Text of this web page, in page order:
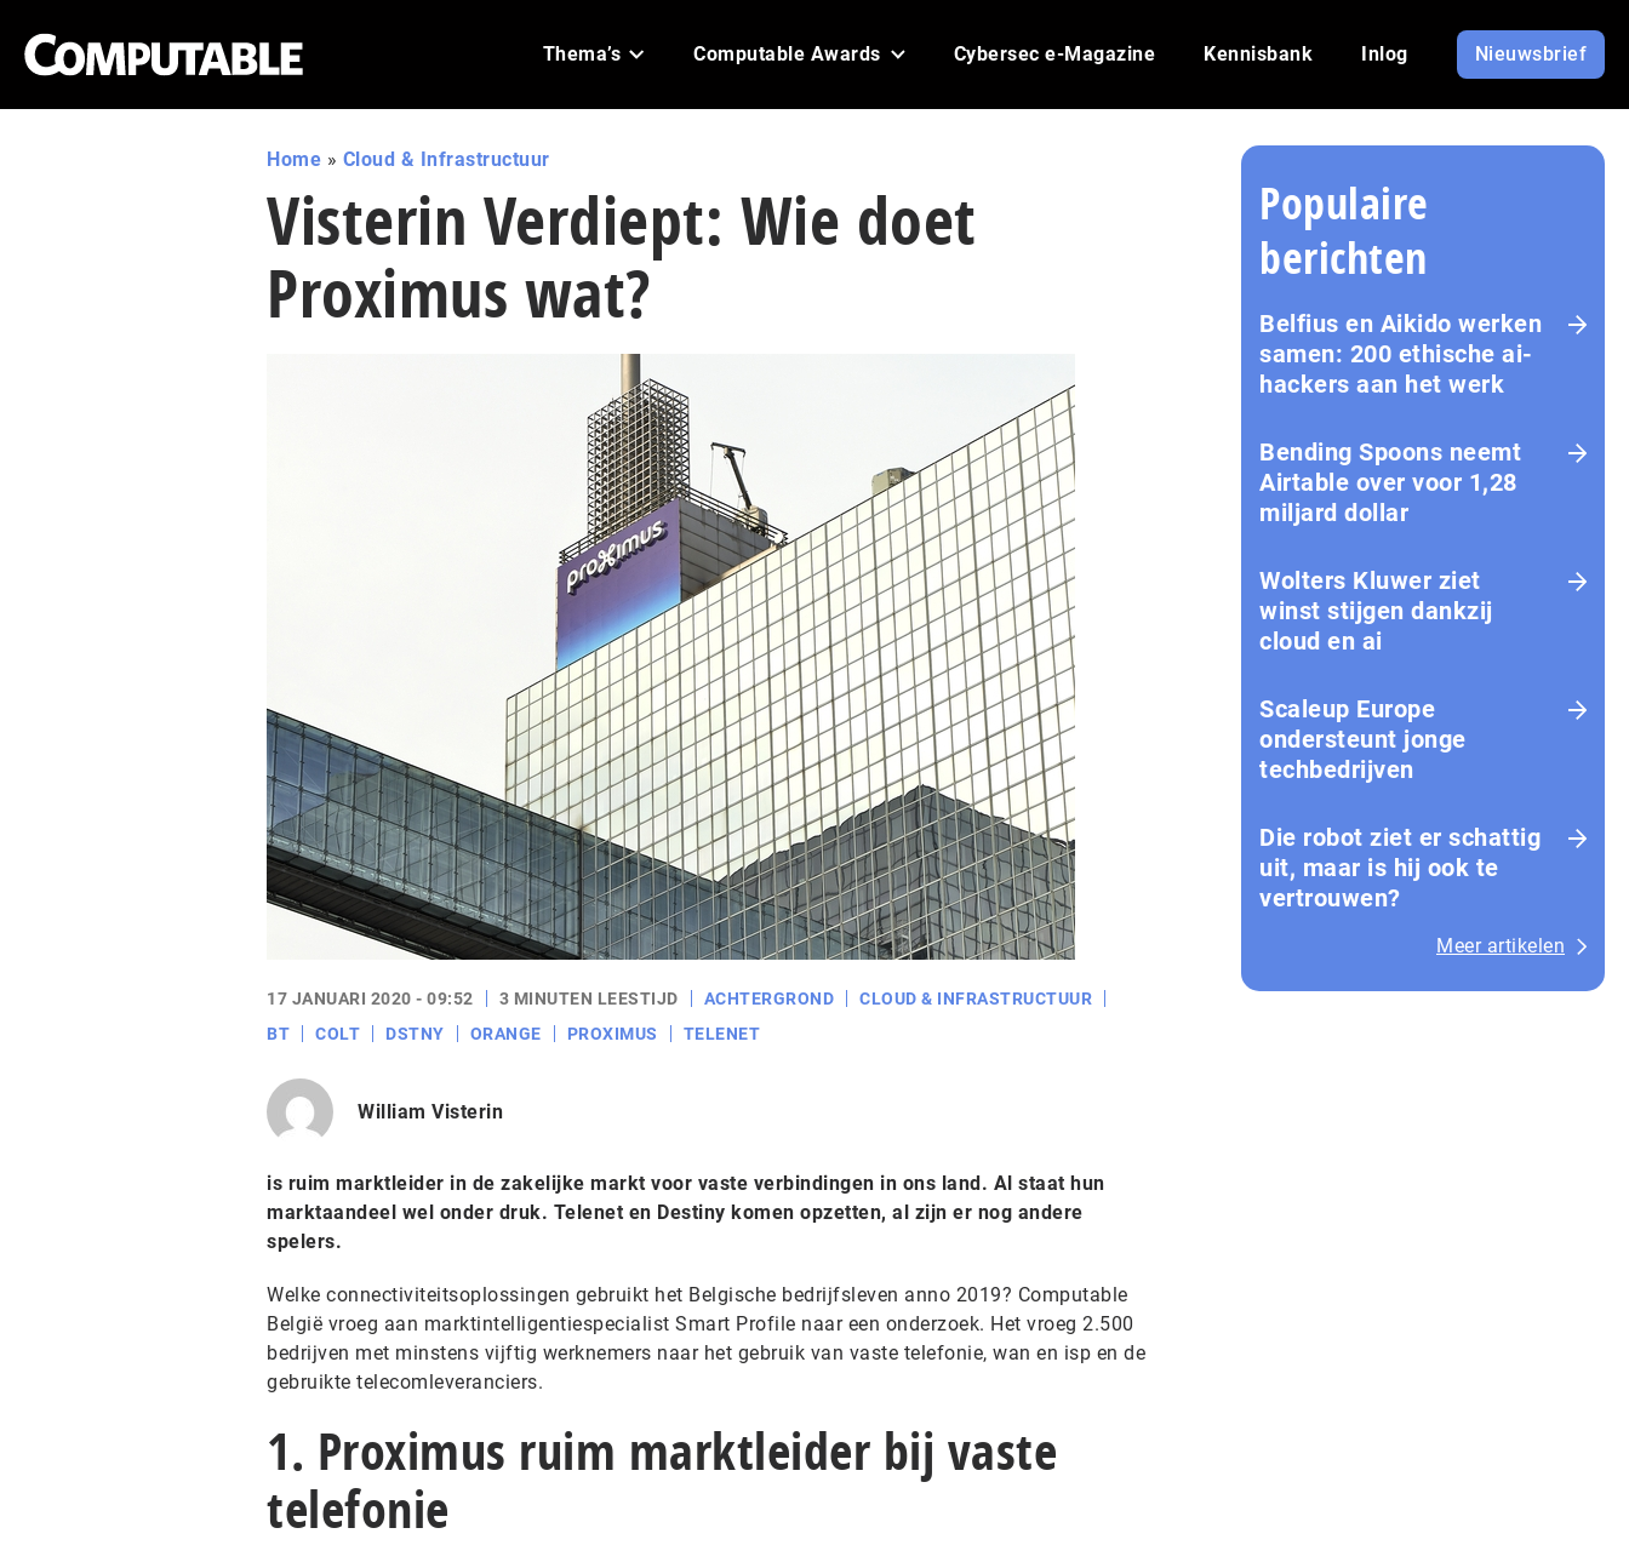
Thema’s Computable Awards Cybersec e-Magazine Kennisbank Inlog Nieuwsbrief
Home » Cloud & Infrastructuur
Visterin Verdiept: Wie doet
Proximus wat?
17 JANUARI 2020 - 09:52 3 MINUTEN LEESTIJD ACHTERGROND
CLOUD & INFRASTRUCTUUR
BT
COLT DSTNY ORANGE PROXIMUS TELENET
William Visterin
is ruim marktleider in de zakelijke markt voor vaste verbindingen in ons land. Al staat hun
marktaandeel wel onder druk. Telenet en Destiny komen opzetten, al zijn er nog andere
spelers.
Welke connectiviteitsoplossingen gebruikt het Belgische bedrijfsleven anno 2019? Computable
België vroeg aan marktintelligentiespecialist Smart Profile naar een onderzoek. Het vroeg 2.500
bedrijven met minstens vijftig werknemers naar het gebruik van vaste telefonie, wan en isp en de
gebruikte telecomleveranciers.
1. Proximus ruim marktleider bij vaste
telefonie
Populaire
berichten
Belfius en Aikido werken
samen: 200 ethische ai-
hackers aan het werk
Bending Spoons neemt
Airtable over voor 1,28
miljard dollar
Wolters Kluwer ziet
winst stijgen dankzij
cloud en ai
Scaleup Europe
ondersteunt jonge
techbedrijven
Die robot ziet er schattig
uit, maar is hij ook te
vertrouwen?
Meer artikelen